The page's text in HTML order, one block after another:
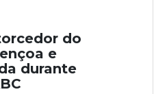
do
e
durante